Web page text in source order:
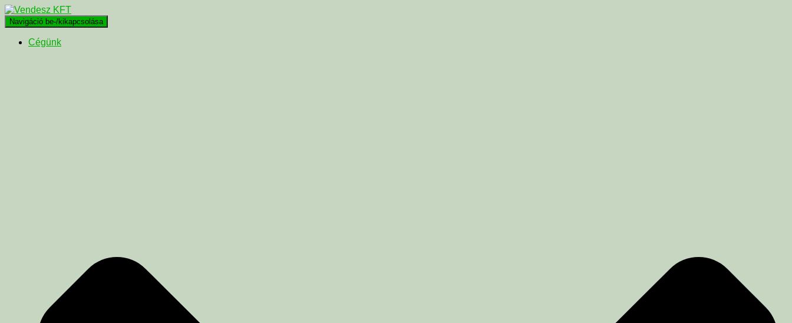
Navigáció be-/kikapcsolása
Cégünk